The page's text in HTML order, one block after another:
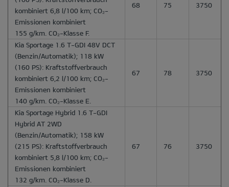
kombiniert 6,8 l/100 km; CO₂-
Emissionen kombiniert
155 g/km. CO₂-Klasse F.
68 75 3750
Kia Sportage 1.6 T-GDI 48V DCT
(Benzin/Automatik); 118 kW
(160 PS): Kraftstoffverbrauch
kombiniert 6,2 l/100 km; CO₂-
Emissionen kombiniert
140 g/km. CO₂-Klasse E.
67 78 3750
Kia Sportage Hybrid 1.6 T-GDI
Hybrid AT 2WD
(Benzin/Automatik); 158 kW
(215 PS): Kraftstoffverbrauch
kombiniert 5,8 l/100 km; CO₂-
Emissionen kombiniert
132 g/km. CO₂-Klasse D.
67 76 3750